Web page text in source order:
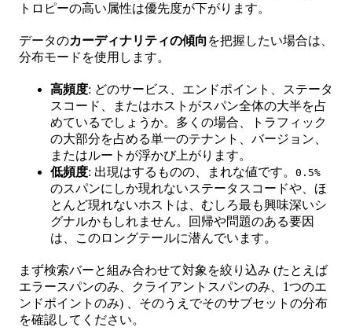
トロピーの高い属性は優先度が下がります。
データのカーディナリティの傾向 を把握したい場合は、
分布モードを使用します。
高頻度: どのサービス、エンドポイント、ステータ
スコード、またはホストがスパン全体の大半を占
めているでしょうか。多くの場合、トラフィック
の大部分を占める単一のテナント、バージョン、
またはルートが浮かび上がります。
低頻度: 出現はするものの、まれな値です。 0.5%
のスパンにしか現れないステータスコードや、ほ
とんど現れないホストは、むしろ最も興味深いシ
グナルかもしれません。回帰や問題のある要因
は、このロングテールに潜んでいます。
まず検索バーと組み合わせて対象を絞り込み (たとえば
エラースパンのみ、クライアントスパンのみ、1つのエ
ンドポイントのみ) 、そのうえでそのサブセットの分布
を確認してください。